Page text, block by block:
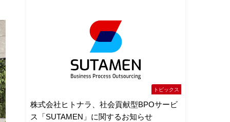
トピックス
株式会社ヒトナラ、社会貢献型BPOサービ
ス「SUTAMEN」に関するお知らせ